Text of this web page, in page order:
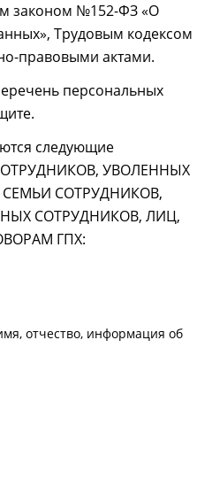
законом №152-ФЗ «О
Трудовым кодексом
правовыми актами.
персональных
следующие
УВОЛЕННЫХ
СОТРУДНИКОВ,
СОТРУДНИКОВ, ЛИЦ,
ГПХ:
отчество, информация об